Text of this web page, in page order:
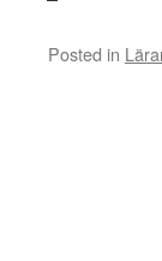
Posted in